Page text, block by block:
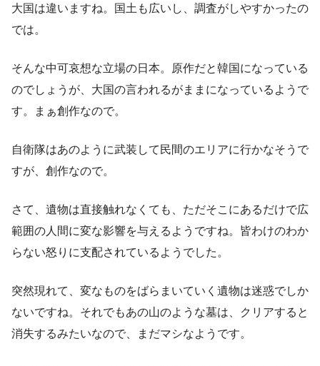
大国は違いますね。国土も広いし、調査がしやすかったの
では。
そんな中可哀想な立場の日本。原作だと韓国になっている
のでしょうが、大国の言われるがままになっているようで
す。まぁ創作なので。
自衛隊はあのように武装して民間のエリアに行かなそうで
すが、創作なので。
さて、遺物は直接触れなくても、ただそこにあるだけで広
範囲の人間に変な影響を与えるようですね。皆わけのわか
らない怒りに支配されているようでした。
突然現れて、変なものをばらまいていく遺物は迷惑でしか
ないですね。それでもあの山のような墓は、クリアすると
消失するみたいなので、まだマシなようです。